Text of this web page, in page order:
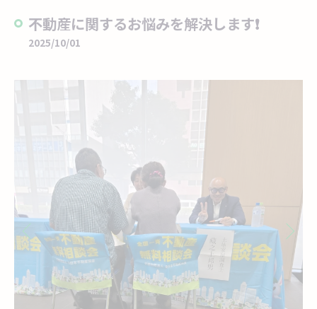
不動産に関するお悩みを解決します❗
2025/10/01